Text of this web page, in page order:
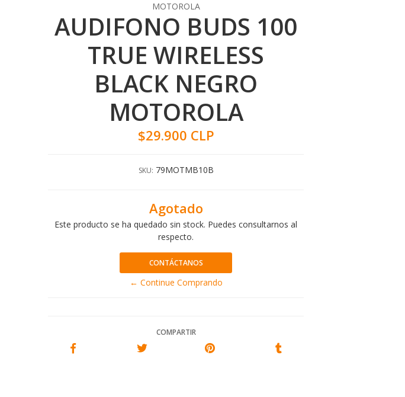
MOTOROLA
AUDIFONO BUDS 100
TRUE WIRELESS
BLACK NEGRO
MOTOROLA
$29.900 CLP
SKU: 79MOTMB10B
Agotado
Este producto se ha quedado sin stock. Puedes consultarnos al
respecto.
CONTÁCTANOS
← Continue Comprando
COMPARTIR